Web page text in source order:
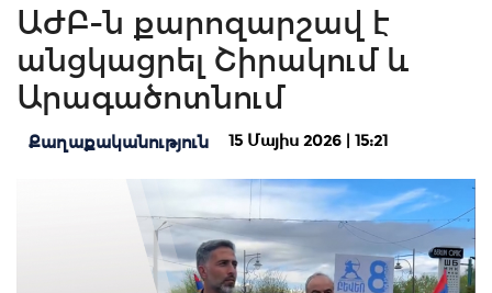
ԱԺԲ-ն քարոզարշավ է
անցկացրել Շիրակում և
Արագածոտնում
Քաղաքականություն 15 Մայիս 2026 | 15:21